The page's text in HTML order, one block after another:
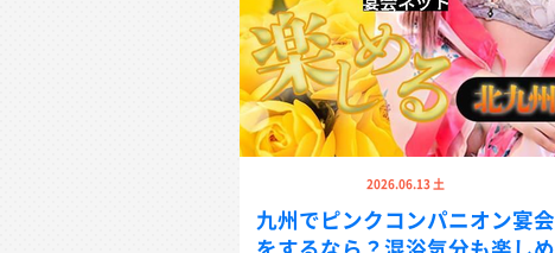
2026.06.13 土
九州でピンクコンパニオン宴会